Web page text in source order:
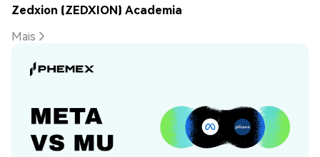
Zedxion (ZEDXION) Academia
Mais